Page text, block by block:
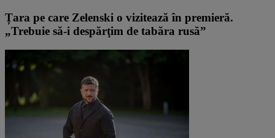
Țara pe care Zelenski o vizitează în premieră.
„Trebuie să-i despărţim de tabăra rusă”